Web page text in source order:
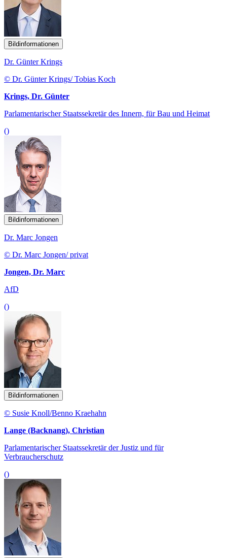
Bildinformationen
Dr. Günter Krings
© Dr. Günter Krings/ Tobias Koch
Krings, Dr. Günter
Parlamentarischer Staatssekretär des Innern, für Bau und Heimat
()
Bildinformationen
Dr. Marc Jongen
© Dr. Marc Jongen/ privat
Jongen, Dr. Marc
AfD
()
Bildinformationen
© Susie Knoll/Benno Kraehahn
Lange (Backnang), Christian
Parlamentarischer Staatssekretär der Justiz und für
Verbraucherschutz
()